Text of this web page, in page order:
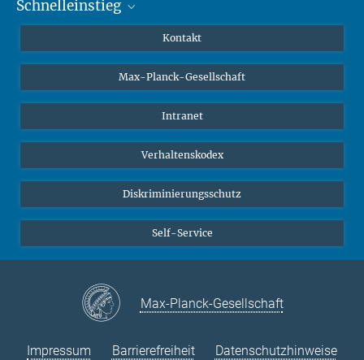
Mastodon
Schnelleinstieg
Schüler*innen
Öffentlichkeit
Alumnae | Alumni
Kontakt
Max-Planck-Gesellschaft
Intranet
Verhaltenskodex
Diskriminierungsschutz
Self-Service
Max-Planck-Gesellschaft
Impressum Barrierefreiheit Datenschutzhinweise